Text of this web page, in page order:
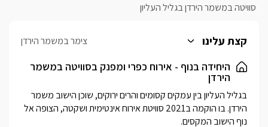
סוויטה במשמר הירדן בגליל העליון
קצת עלינו צימר במשמר הירדן
היחידה בנוף - אירוח כפרי ומפנק בסוויטה במשמר
הירדן